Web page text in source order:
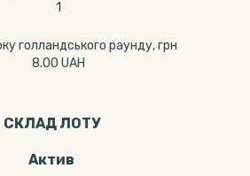
1
голландського раунду, грн
8.00 UAH
СКЛАД ЛОТУ
Актив